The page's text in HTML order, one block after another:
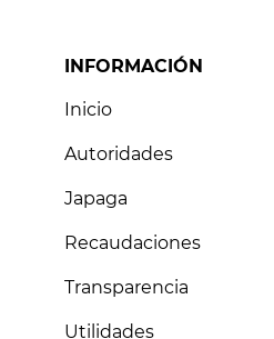
INFORMACIÓN
Inicio
Autoridades
Japaga
Recaudaciones
Transparencia
Utilidades